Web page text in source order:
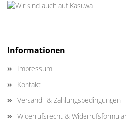
Informationen
Impressum
Kontakt
Versand- & Zahlungsbedingungen
Widerrufsrecht & Widerrufsformular